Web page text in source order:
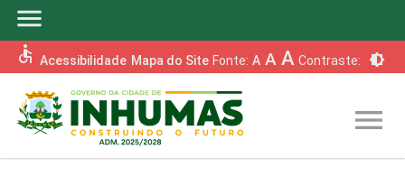
menu
accessible Acessibilidade Mapa do Site Fonte: A A A Contraste: brightness_6
menu